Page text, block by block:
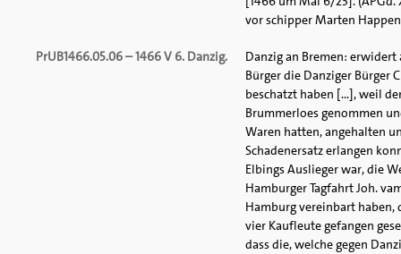
vor schipper Marten Happen
PrUB1466.05.06 – 1466 V 6. Danzig.
Danzig an Bremen:
Bürger die Danziger Bürger
beschatzt haben [...], weil
Brummerloes genommen
Waren hatten, angehalten
Schadenersatz erlangen
Elbings Auslieger war, die
Hamburger Tagfahrt Joh.
Hamburg vereinbart haben,
vier Kaufleute gefangen
dass die, welche gegen